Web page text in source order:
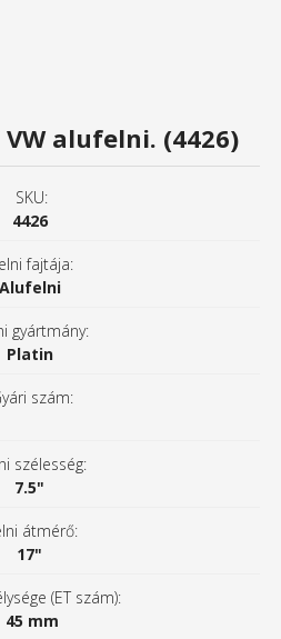
alufelni. (4426)
SKU:
4426
fajtája:
Alufelni
gyártmány:
Platin
szám:
szélesség:
7.5"
átmérő:
17"
(ET szám):
45 mm